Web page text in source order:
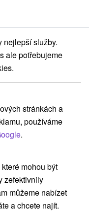
ceník
Přesné ceny
besenova/
v
Bešeňová ***:
REZERVUJ
nejlepší služby.
ale potřebujeme
stránkách a
používáme
.
mohou být
zefektivnily
můžeme nabízet
a chcete najít.